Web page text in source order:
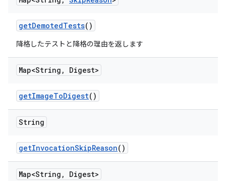
getDemotedTests()
降格したテストと降格の理由を返します
Map<String , Digest>
getImageToDigest()
String
getInvocationSkipReason()
Map<String , Digest>